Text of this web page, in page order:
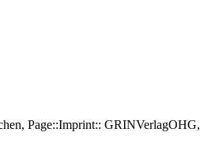
Page::Imprint:: GRINVerlagOHG,